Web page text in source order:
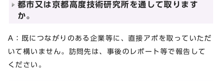
都市又は京都高度技術研究所を通して取ります
か。
A：既につながりのある企業等に、直接アポを取っていただ
いて構いません。訪問先は、事後のレポート等で報告して
ください。